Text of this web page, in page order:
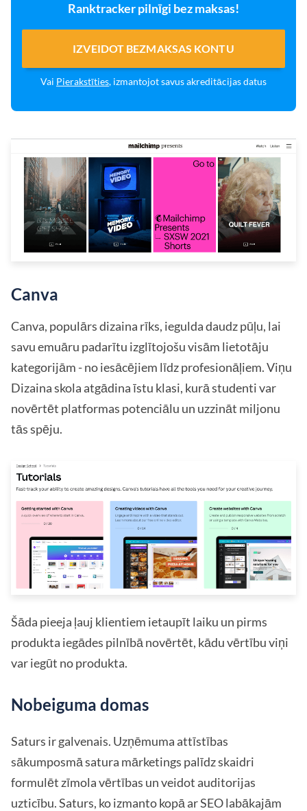
Ranktracker pilnīgi bez maksas!
IZVEIDOT BEZMAKSAS KONTU
Vai Pierakstīties, izmantojot savus akreditācijas datus
Canva
Canva, populārs dizaina rīks, iegulda daudz pūļu, lai
savu emuāru padarītu izglītojošu visām lietotāju
kategorijām - no iesācējiem līdz profesionāļiem. Viņu
Dizaina skola atgādina īstu klasi, kurā studenti var
novērtēt platformas potenciālu un uzzināt miljonu
tās spēju.
Šāda pieeja ļauj klientiem ietaupīt laiku un pirms
produkta iegādes pilnībā novērtēt, kādu vērtību viņi
var iegūt no produkta.
Nobeiguma domas
Saturs ir galvenais. Uzņēmuma attīstības
sākumposmā satura mārketings palīdz skaidri
formulēt zīmola vērtības un veidot auditorijas
uzticību. Saturs, ko izmanto kopā ar SEO labākajām